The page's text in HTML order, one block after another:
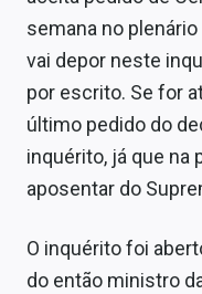
semana no
vai depor neste
por escrito. Se for
último pedido do
inquérito, já que na
aposentar do
O inquérito foi
do então ministro